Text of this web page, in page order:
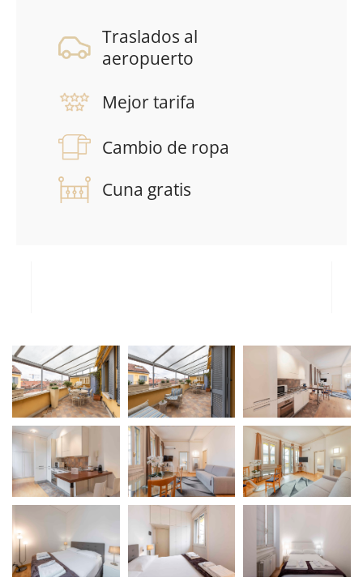
Traslados al
aeropuerto
Mejor tarifa
Cambio de ropa
Cuna gratis